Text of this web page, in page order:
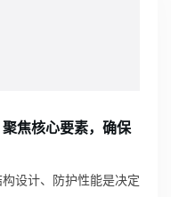
焦核心要素，确保
设计、防护性能是决定